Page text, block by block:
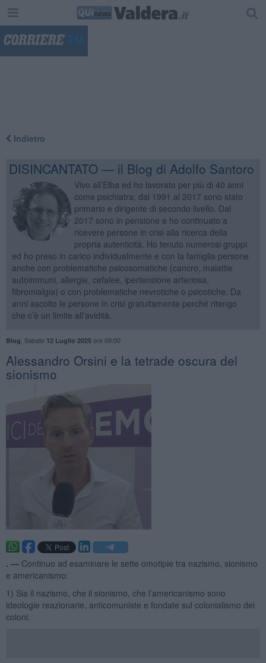
Indietro
DISINCANTATO — il Blog di Adolfo Santoro
Vivo all’Elba ed ho lavorato per più di 40 anni
come psichiatra; dal 1991 al 2017 sono stato
primario e dirigente di secondo livello. Dal
2017 sono in pensione e ho continuato a
ricevere persone in crisi alla ricerca della
propria autenticità. Ho tenuto numerosi gruppi
ed ho preso in carico individualmente e con la famiglia persone
anche con problematiche psicosomatiche (cancro, malattie
autoimmuni, allergie, cefalee, ipertensione arteriosa,
fibromialgia) o con problematiche nevrotiche o psicotiche. Da
anni ascolto le persone in crisi gratuitamente perché ritengo
che c’è un limite all’avidità.
Blog Sabato 12 Luglio 2025ore 09:00
​Alessandro Orsini e la tetrade oscura del
sionismo
. — Continuo ad esaminare le sette omotipie tra nazismo, sionismo
e americanismo:
1) Sia il nazismo, che il sionismo, che l’americanismo sono
ideologie reazionarie, anticomuniste e fondate sul colonialismo dei
coloni.